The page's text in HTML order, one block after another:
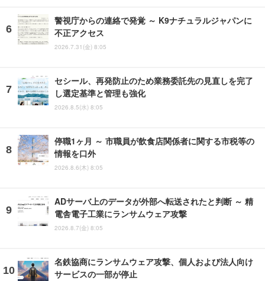
警視庁からの連絡で発覚 ～ K9ナチュラルジャパンに
不正アクセス
2026.7.31(金) 8:05
セシール、再発防止のため業務委託先の見直しを完了
し選定基準と管理も強化
2026.8.5(水) 8:05
停職1ヶ月 ～ 市職員が飲食店関係者に関する市税等の
情報を口外
2026.8.6(木) 8:05
ADサーバ上のデータが外部へ転送されたと判断 ～ 精
電舎電子工業にランサムウェア攻撃
2026.8.7(金) 8:05
名鉄協商にランサムウェア攻撃、個人および法人向け
サービスの一部が停止